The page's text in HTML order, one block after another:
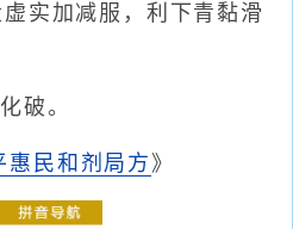
实加减服，利下青黏滑
破。
惠民和剂局方 》